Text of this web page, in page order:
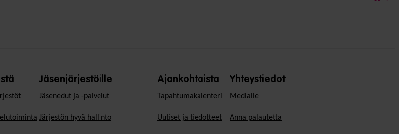
Jäsenjärjestöille
Jäsen­edut ja -palvelut
Järjestön hyvä hallinto
Ajankohtaista
Tapahtumakalenteri
Uutiset ja tiedotteet
Yhteystiedot
Medialle
Anna palautetta